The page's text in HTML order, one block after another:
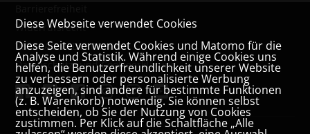
Widerrufsrecht
VERTRAG WIDERRUFEN
Datenschutz- und Cookieerklärung
Diese Webseite verwendet Cookies
Diese Seite verwendet Cookies und Matomo für die
Analyse und Statistik. Während einige Cookies uns
helfen, die Benutzerfreundlichkeit unserer Website
zu verbessern oder personalisierte Werbung
anzuzeigen, sind andere für bestimmte Funktionen
(z. B. Warenkorb) notwendig. Sie können selbst
entscheiden, ob Sie der Nutzung von Cookies
zustimmen. Per Klick auf die Schaltfläche „Alle